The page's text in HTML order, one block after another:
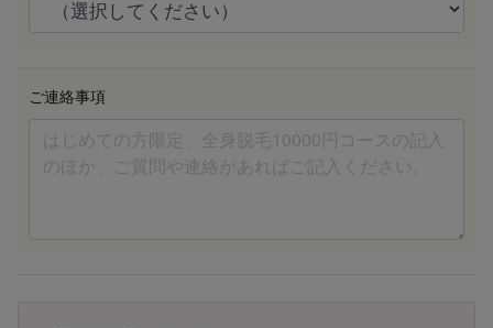
ご連絡事項